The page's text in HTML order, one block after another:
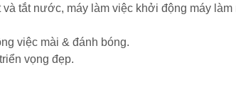
tắt nước, máy làm việc khởi động máy làm
việc mài & đánh bóng.
vọng đẹp.